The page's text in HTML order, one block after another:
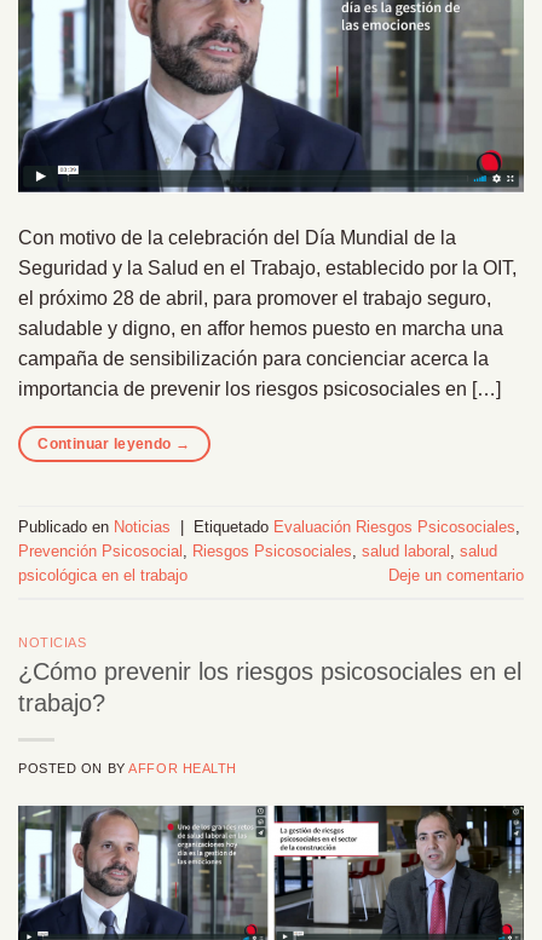
Con motivo de la celebración del Día Mundial de la
Seguridad y la Salud en el Trabajo, establecido por la OIT,
el próximo 28 de abril, para promover el trabajo seguro,
saludable y digno, en affor hemos puesto en marcha una
campaña de sensibilización para concienciar acerca la
importancia de prevenir los riesgos psicosociales en […]
Continuar leyendo →
Publicado en Noticias Etiquetado Evaluación Riesgos Psicosociales
Prevención Psicosocial
Riesgos Psicosociales salud laboral
salud
psicológica en el trabajo
Deje un comentario
NOTICIAS
¿Cómo prevenir los riesgos psicosociales en el
trabajo?
POSTED ON BYAFFOR HEALTH